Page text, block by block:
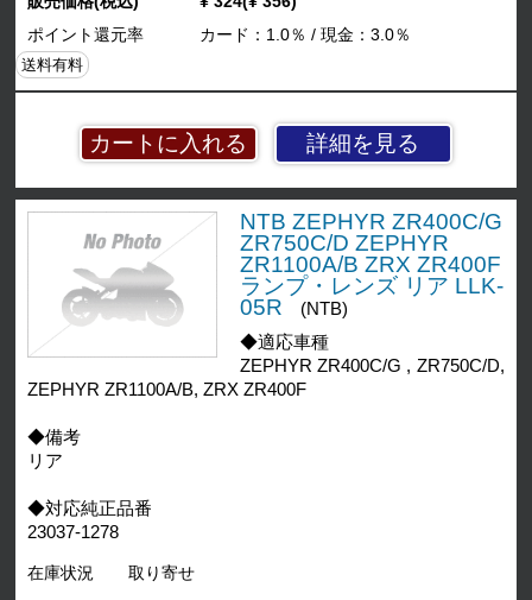
詳細を見る
ポイント還元率
カード：1.0％ / 現金：3.0％
送料有料
NTB ZEPHYR ZR400C/G
ZR750C/D ZEPHYR
ZR1100A/B ZRX ZR400F
ランプ・レンズ リア LLK-
05R
(NTB)
◆適応車種
ZEPHYR ZR400C/G , ZR750C/D,
ZEPHYR ZR1100A/B, ZRX ZR400F
◆備考
リア
◆対応純正品番
23037-1278
在庫状況 取り寄せ